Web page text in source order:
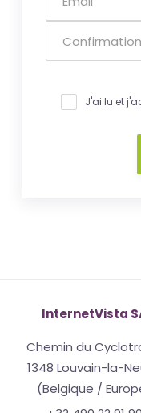
J'ai lu et
InternetVista
Chemin du
1348 Louvain-la-
(Belgique /